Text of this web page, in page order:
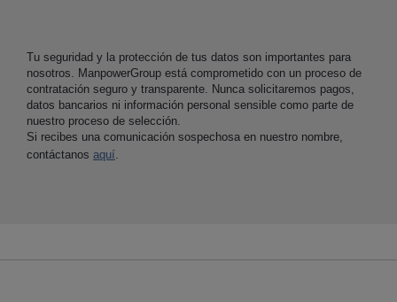
Tu seguridad y la protección de tus datos son importantes para
nosotros. ManpowerGroup está comprometido con un proceso de
contratación seguro y transparente. Nunca solicitaremos pagos,
datos bancarios ni información personal sensible como parte de
nuestro proceso de selección.
Si recibes una comunicación sospechosa en nuestro nombre,
contáctanos aquí.